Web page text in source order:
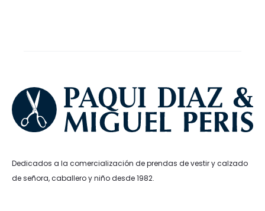
Dedicados a la comercialización de prendas de vestir y calzado
de señora, caballero y niño desde 1982.